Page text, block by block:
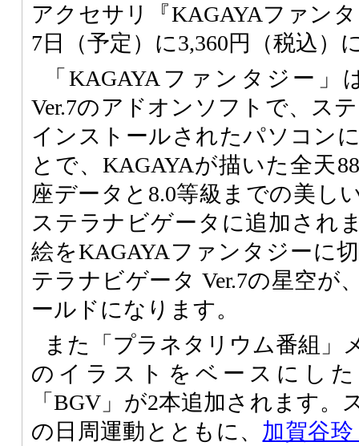
アクセサリ『KAGAYAファン
7日（予定）に3,360円（税込）
「KAGAYAファンタジー
Ver.7のアドオンソフトで、ス
インストールされたパソコン
とで、KAGAYAが描いた全天
座データと8.0等級までの美し
ステラナビゲータに追加され
絵をKAGAYAファンタジーに
テラナビゲータ Ver.7の星空が
ールドになります。
また「プラネタリウム番組」
のイラストをベースにし
「BGV」が2本追加されます
の日周運動とともに、 加賀谷